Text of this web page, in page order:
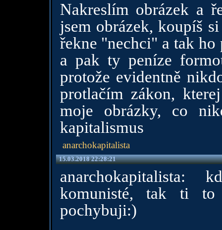
Nakreslím obrázek a
jsem obrázek, koupíš
řekne "nechci" a tak ho
a pak ty peníze
protože evidentně
protlačím zákon,
moje obrázky, co
kapitalismus
anarchokapitalista
15.03.2018 22:28:21
anarchokapitalista:
komunisté, tak ti to
pochybuji:)